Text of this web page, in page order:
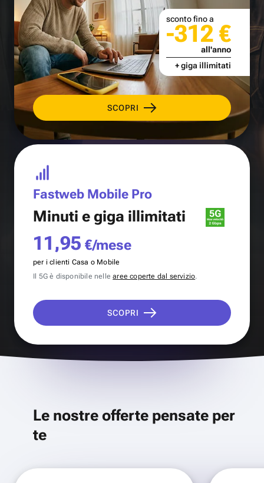
SCOPRI
sconto fino a
-312 €
all'anno
+ giga illimitati
Fastweb Mobile Pro
Minuti e giga illimitati
11,95 €/mese
per i clienti Casa o Mobile
Il 5G è disponibile nellearee coperte dal servizio.
SCOPRI
Le nostre offerte pensate per
te